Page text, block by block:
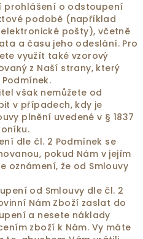
prohlášení o odstoupení
podobě (například
pošty), včetně
a času jeho odeslání. Pro
využít také vzorový
z Naší strany, který
však nemůžete od
v případech, kdy je
plnění uvedené v § 1837
dle čl. 2 Podmínek se
pokud Nám v jejím
oznámení, že od Smlouvy
od Smlouvy dle čl. 2
Nám Zboží zaslat do
a nesete náklady
zboží k Nám. Vy máte